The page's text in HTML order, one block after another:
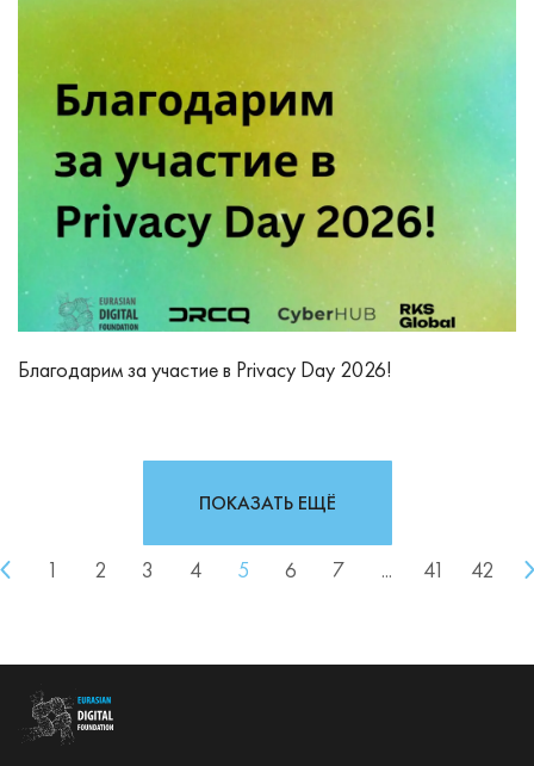
Благодарим за участие в Privacy Day 2026!
1 2 3 4 5 6 7 ... 41 42
ПОКАЗАТЬ ЕЩЁ